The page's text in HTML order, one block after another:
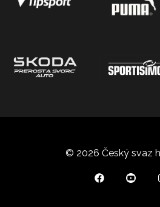
© 2026 Český svaz